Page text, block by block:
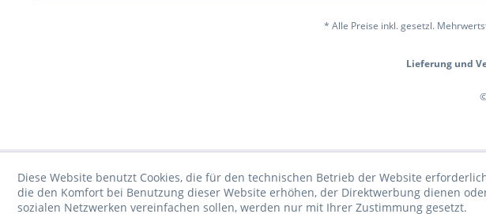
* Alle Preise inkl. gesetzl.
Lieferung und
Diese Website benutzt Cookies, die für den technischen Betrieb der Website
die den Komfort bei Benutzung dieser Website erhöhen, der Direktwerbung dienen
sozialen Netzwerken vereinfachen sollen, werden nur mit Ihrer Zustimmung gesetzt.